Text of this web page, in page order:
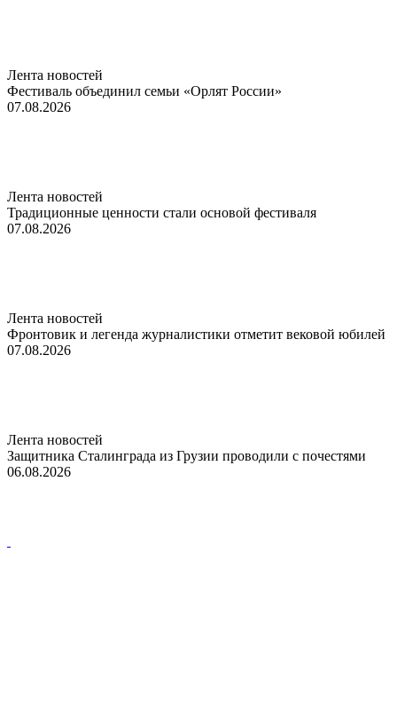
Лента новостей
Фестиваль объединил семьи «Орлят России»
07.08.2026
Лента новостей
Традиционные ценности стали основой фестиваля
07.08.2026
Лента новостей
Фронтовик и легенда журналистики отметит вековой юбилей
07.08.2026
Лента новостей
Защитника Сталинграда из Грузии проводили с почестями
06.08.2026